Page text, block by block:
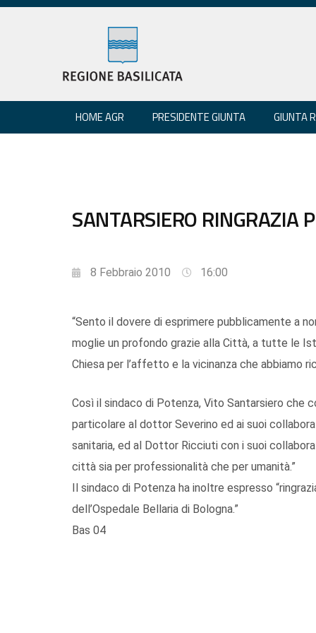
HOME AGR PRESIDENTE GIUNTA GIUNTA
SANTARSIERO RINGRAZIA
8 Febbraio 2010 16:00
“Sento il dovere di esprimere pubblicamente a
moglie un profondo grazie alla Città, a tutte le
Chiesa per l’affetto e la vicinanza che abbiamo
Così il sindaco di Potenza, Vito Santarsiero che
particolare al dottor Severino ed ai suoi
sanitaria, ed al Dottor Ricciuti con i suoi
città sia per professionalità che per umanità.”
Il sindaco di Potenza ha inoltre espresso
dell’Ospedale Bellaria di Bologna.”
Bas 04